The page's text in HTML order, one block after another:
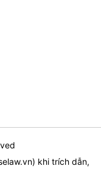
) khi trích dẫn,